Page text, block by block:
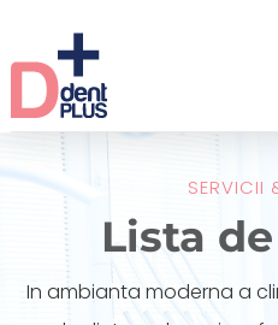
SERVICII
Lista
In ambianta moderna a